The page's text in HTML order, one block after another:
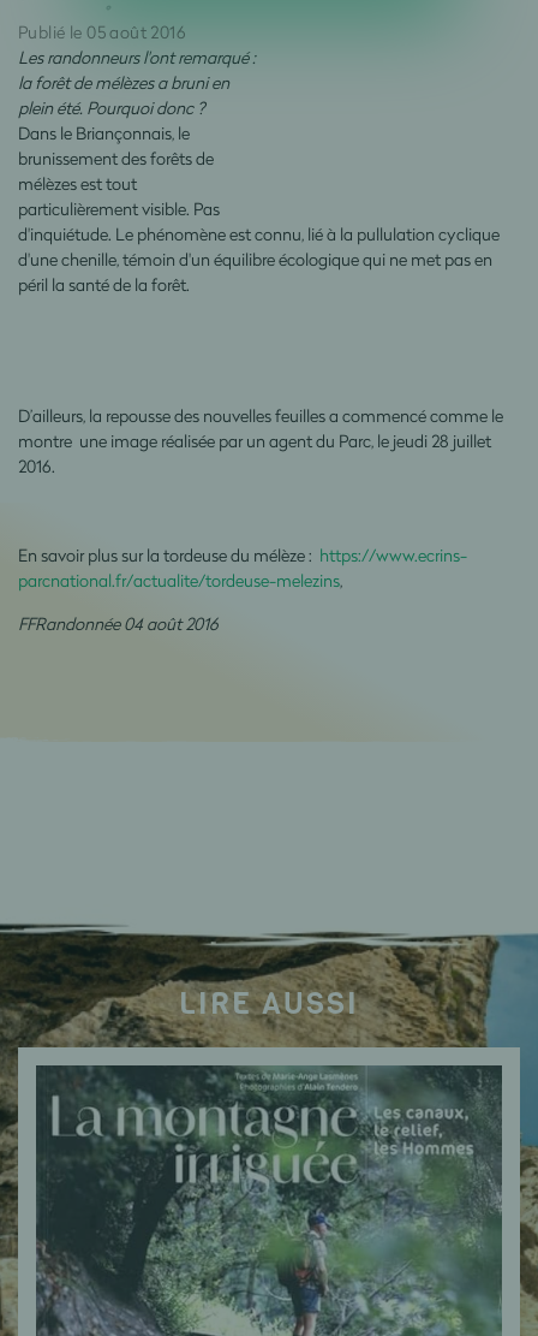
Publié le 05 août 2016
Les randonneurs l'ont remarqué :
la forêt de mélèzes a bruni en
plein été. Pourquoi donc ?
Dans le Briançonnais, le
brunissement des forêts de
mélèzes est tout
particulièrement visible. Pas
d'inquiétude. Le phénomène est connu, lié à la pullulation cyclique
d'une chenille, témoin d'un équilibre écologique qui ne met pas en
péril la santé de la forêt.
D’ailleurs, la repousse des nouvelles feuilles a commencé comme le
montre une image réalisée par un agent du Parc, le jeudi 28 juillet
2016.
En savoir plus sur la tordeuse du mélèze : https://www.ecrins-
parcnational.fr/actualite/tordeuse-melezins
FFRandonnée 04 août 2016
LIRE AUSSI